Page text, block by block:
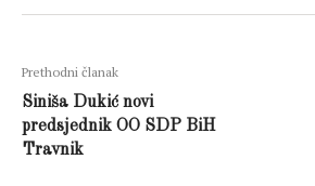
Prethodni članak
Siniša Dukić novi
predsjednik OO SDP BiH
Travnik